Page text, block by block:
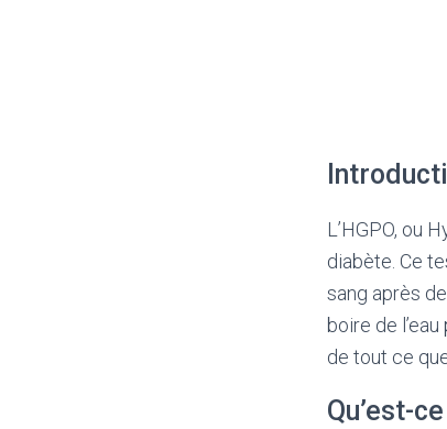
L’HGPO, ou
diabète. Ce
sang après
boire de
de tout ce
Qu’est-